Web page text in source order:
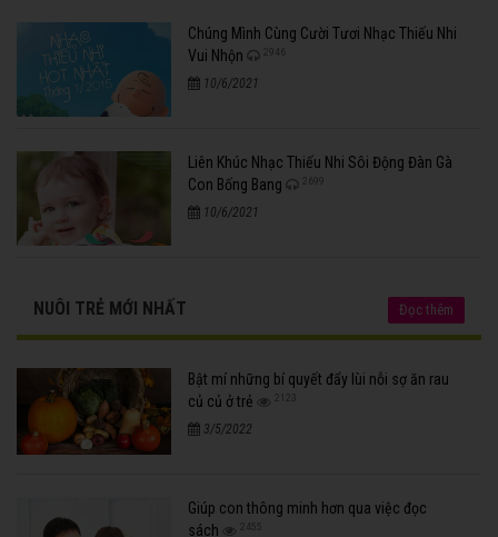
Chúng Mình Cùng Cười Tươi Nhạc Thiếu Nhi
Vui Nhộn
2946
10/6/2021
Liên Khúc Nhạc Thiếu Nhi Sôi Động Đàn Gà
Con Bống Bang
2699
10/6/2021
NUÔI TRẺ MỚI NHẤT Đọc thêm
Bật mí những bí quyết đẩy lùi nỗi sợ ăn rau
củ củ ở trẻ
2123
3/5/2022
Giúp con thông minh hơn qua việc đọc
sách
2455